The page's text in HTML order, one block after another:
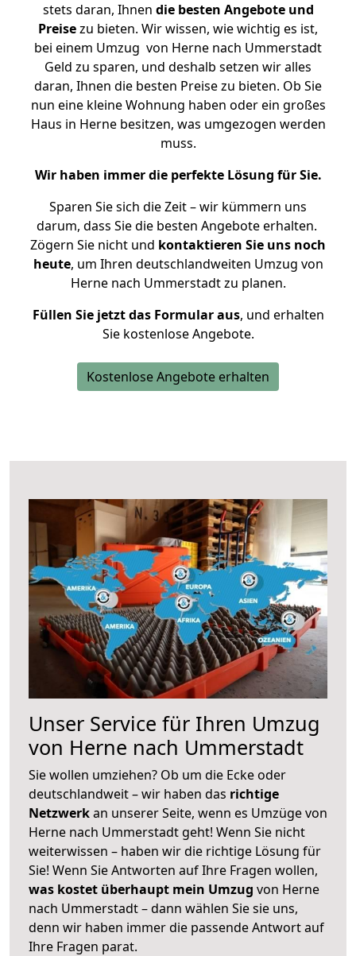
stets daran, Ihnen die besten Angebote und
Preisezu bieten. Wir wissen, wie wichtig es ist,
bei einem Umzug von Herne nach Ummerstadt
Geld zu sparen, und deshalb setzen wir alles
daran, Ihnen die besten Preise zu bieten. Ob Sie
nun eine kleine Wohnung haben oder ein großes
Haus in Herne besitzen, was umgezogen werden
muss.
Wir haben immer die perfekte Lösung für Sie.
Sparen Sie sich die Zeit – wir kümmern uns
darum, dass Sie die besten Angebote erhalten.
Zögern Sie nicht und kontaktieren Sie uns noch
heute, um Ihren deutschlandweiten Umzug von
Herne nach Ummerstadt zu planen.
Füllen Sie jetzt das Formular aus, und erhalten
Sie kostenlose Angebote.
Kostenlose Angebote erhalten
Unser Service für Ihren Umzug
von Herne nach Ummerstadt
Sie wollen umziehen? Ob um die Ecke oder
deutschlandweit – wir haben das richtige
Netzwerkan unserer Seite, wenn es Umzüge von
Herne nach Ummerstadt geht! Wenn Sie nicht
weiterwissen – haben wir die richtige Lösung für
Sie! Wenn Sie Antworten auf Ihre Fragen wollen,
was kostet überhaupt mein Umzug von Herne
nach Ummerstadt – dann wählen Sie sie uns,
denn wir haben immer die passende Antwort auf
Ihre Fragen parat.